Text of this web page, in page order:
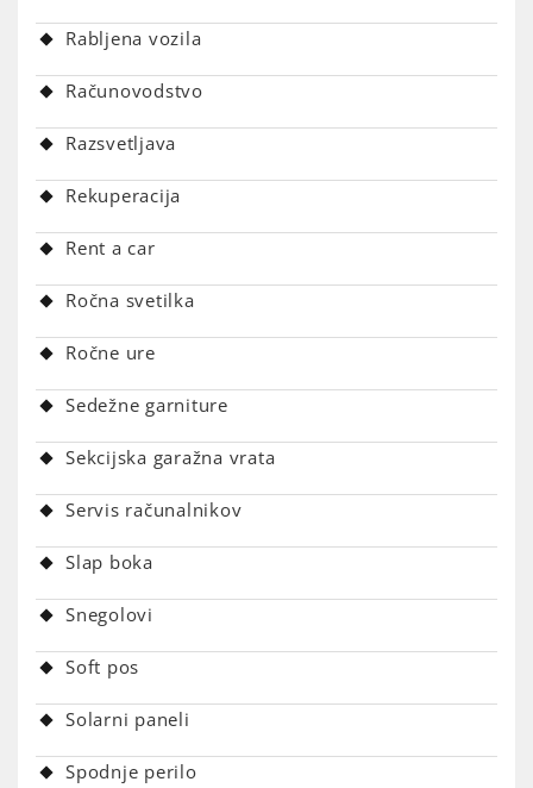
Rabljena vozila
Računovodstvo
Razsvetljava
Rekuperacija
Rent a car
Ročna svetilka
Ročne ure
Sedežne garniture
Sekcijska garažna vrata
Servis računalnikov
Slap boka
Snegolovi
Soft pos
Solarni paneli
Spodnje perilo